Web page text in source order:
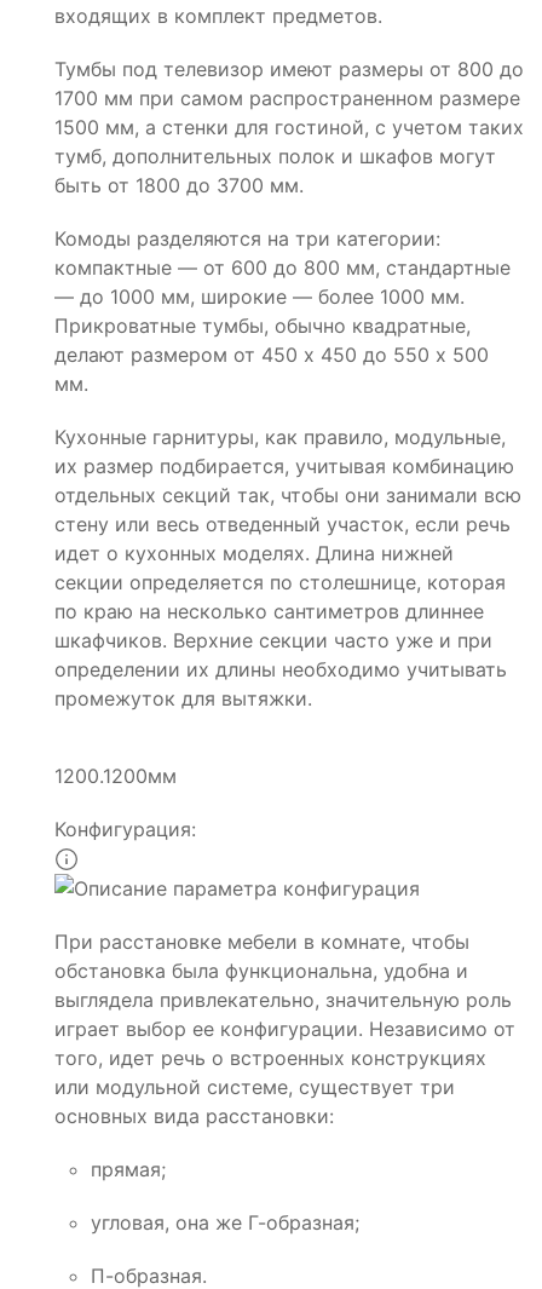
входящих в комплект предметов.
Тумбы под телевизор имеют размеры от 800 до
1700 мм при самом распространенном размере
1500 мм, а стенки для гостиной, с учетом таких
тумб, дополнительных полок и шкафов могут
быть от 1800 до 3700 мм.
Комоды разделяются на три категории:
компактные — от 600 до 800 мм, стандартные
— до 1000 мм, широкие — более 1000 мм.
Прикроватные тумбы, обычно квадратные,
делают размером от 450 х 450 до 550 х 500
мм.
Кухонные гарнитуры, как правило, модульные,
их размер подбирается, учитывая комбинацию
отдельных секций так, чтобы они занимали всю
стену или весь отведенный участок, если речь
идет о кухонных моделях. Длина нижней
секции определяется по столешнице, которая
по краю на несколько сантиметров длиннее
шкафчиков. Верхние секции часто уже и при
определении их длины необходимо учитывать
промежуток для вытяжки.
1200.1200мм
Конфигурация:
При расстановке мебели в комнате, чтобы
обстановка была функциональна, удобна и
выглядела привлекательно, значительную роль
играет выбор ее конфигурации. Независимо от
того, идет речь о встроенных конструкциях
или модульной системе, существует три
основных вида расстановки:
прямая;
угловая, она же Г-образная;
П-образная.